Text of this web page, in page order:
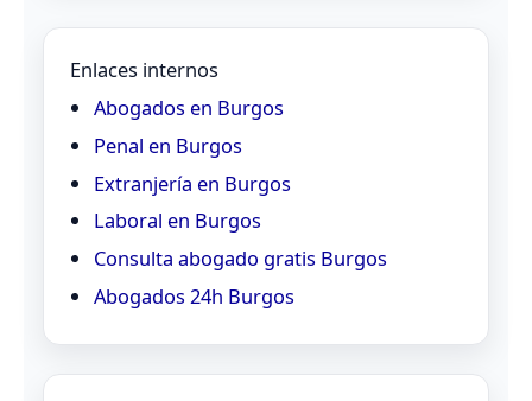
Enlaces internos
Abogados en Burgos
Penal en Burgos
Extranjería en Burgos
Laboral en Burgos
Consulta abogado gratis Burgos
Abogados 24h Burgos